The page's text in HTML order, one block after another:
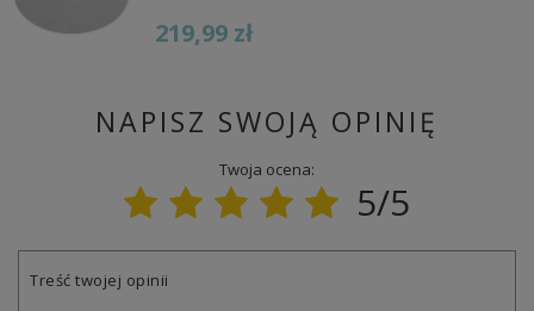
219,99 zł
NAPISZ SWOJĄ OPINIĘ
Twoja ocena:
5/5
Treść twojej opinii